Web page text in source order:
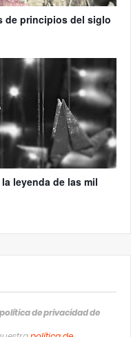
de principios del siglo
leyenda de las mil
de privacidad de